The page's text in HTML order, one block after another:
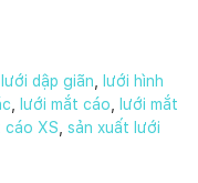
lưới dập giãn
lưới hình
lưới mắt cáo
lưới mắt
cáo XS sản xuất lưới